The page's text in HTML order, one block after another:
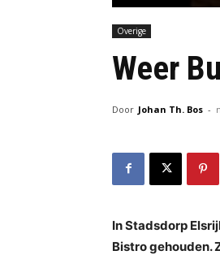
Overige
Weer
Door Johan Th. Bos -
In Stadsdorp
Bistro gehouden.